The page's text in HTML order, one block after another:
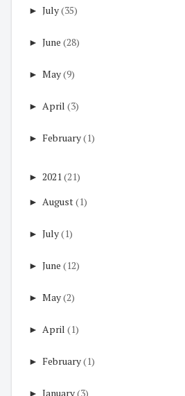
► July(35)
► June (28)
► May(9)
► April (3)
► February(1)
► 2021(21)
► August(1)
► July(1)
► June (12)
► May(2)
► April (1)
► February(1)
► January(3)